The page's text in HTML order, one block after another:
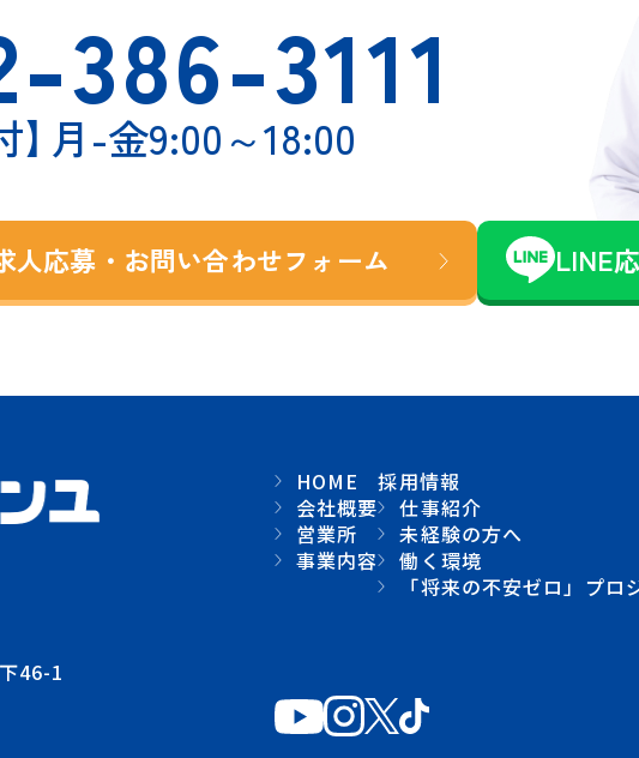
386-3111
】 月-金9:00～18:00
人応募・お問い合わせフォーム LINE
46-1
HOME
会社概要
営業所
事業内容
採用情報
仕事紹介
未経験の方へ
働く環境
「将来の不安ゼロ」プロ